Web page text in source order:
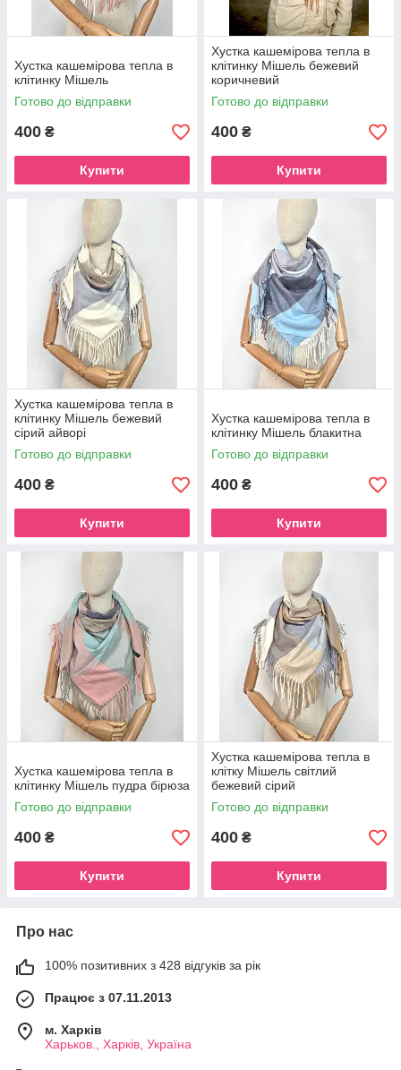
Хустка кашемірова тепла в
клітинку Мішель
Готово до відправки
400 ₴
Купити
Хустка кашемірова тепла в
клітинку Мішель бежевий
коричневий
Готово до відправки
400 ₴
Купити
Хустка кашемірова тепла в
клітинку Мішель бежевий
сірий айворі
Готово до відправки
400 ₴
Купити
Хустка кашемірова тепла в
клітинку Мішель блакитна
Готово до відправки
400 ₴
Купити
Хустка кашемірова тепла в
клітинку Мішель пудра бірюза
Готово до відправки
400 ₴
Купити
Хустка кашемірова тепла в
клітку Мішель світлий
бежевий сірий
Готово до відправки
400 ₴
Купити
Про нас
100% позитивних з 428 відгуків за рік
Працює з 07.11.2013
м. Харків
Харьков., Харків, Україна